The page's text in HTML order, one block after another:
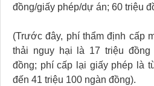
đồng/giấy phép/dự án; 60 triệu
(Trước đây, phí thẩm định cấp
thải nguy hại là 17 triệu
đồng; phí cấp lại giấy phép là
đến 41 triệu 100 ngàn đồng).